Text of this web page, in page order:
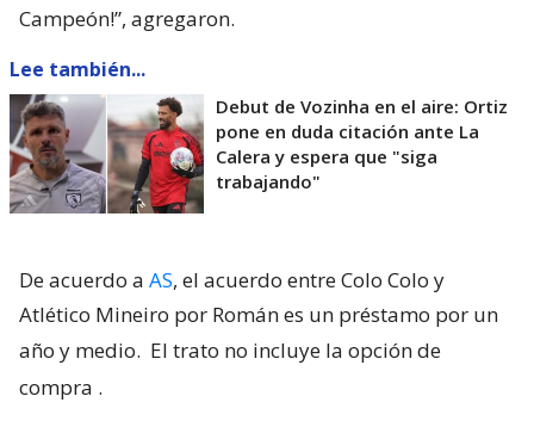
Campeón!”, agregaron.
Lee también...
Debut de Vozinha en el aire: Ortiz
pone en duda citación ante La
Calera y espera que "siga
trabajando"
De acuerdo a AS, el acuerdo entre Colo Colo y
Atlético Mineiro por Román es un préstamo por un
año y medio. El trato no incluye la opción de
compra .